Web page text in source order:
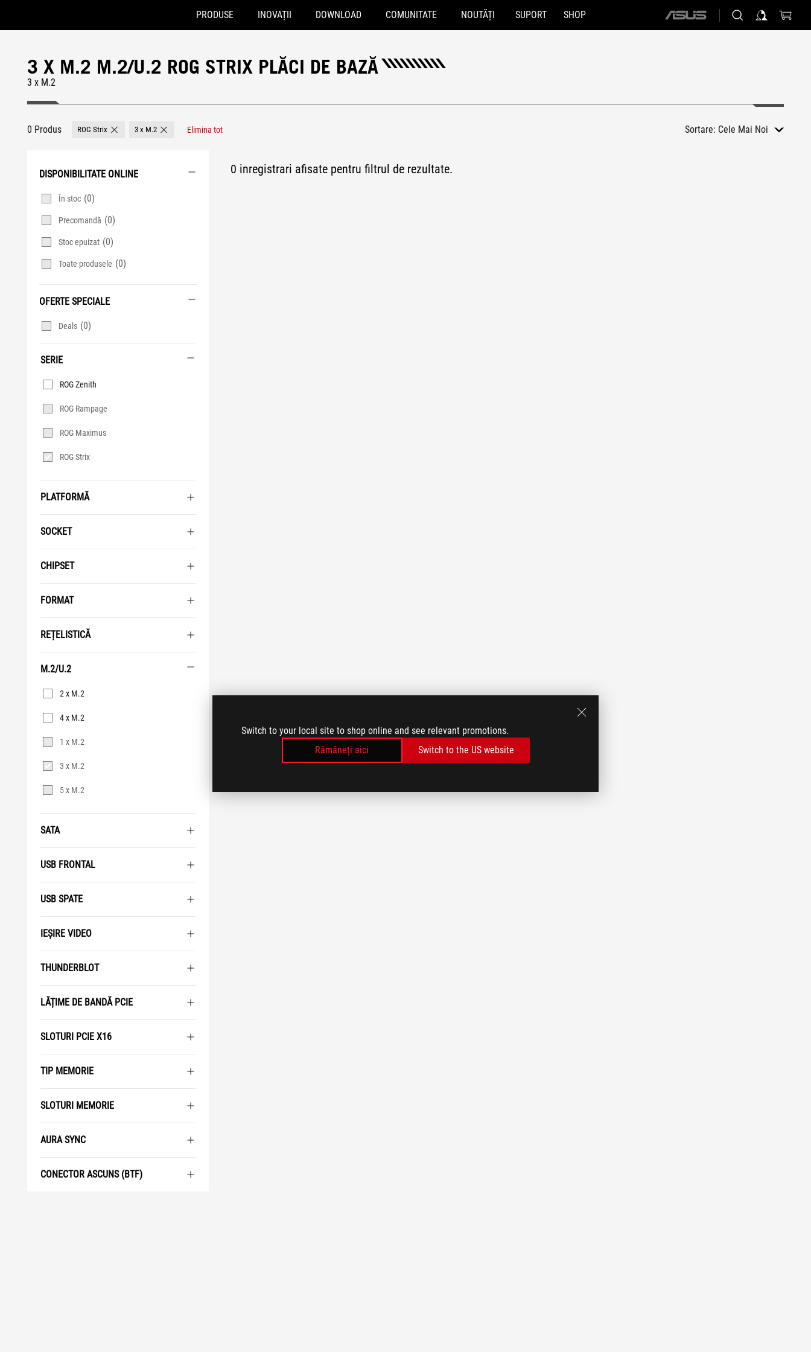
Switch to your local site to shop online and see relevant promotions.
Rămâneți aici
Switch to the US website
Accessibility links
PRODUSE INOVAȚII DOWNLOAD COMUNITATE NOUTĂȚI SUPORT SHOP
ASUS
3 X M.2 M.2/U.2 ROG STRIX PLĂCI DE BAZĂ
3 x M.2
0 Produs ROG Strix Remove ROG Strix
3 x M.2 Remove 3 x M.2
Elimina tot Sortare: Cele Mai Noi
DISPONIBILITATE ONLINE
În stoc (0)
Precomandă (0)
Stoc epuizat (0)
Toate produsele (0)
OFERTE SPECIALE
Deals (0)
SERIE
Serie
ROG Rampage
ROG Zenith
ROG Maximus
ROG Strix
PLATFORMĂ
SOCKET
CHIPSET
FORMAT
REȚELISTICĂ
M.2/U.2
M.2/U.2
1 x M.2
2 x M.2
3 x M.2
4 x M.2
5 x M.2
SATA
USB FRONTAL
USB SPATE
IEȘIRE VIDEO
THUNDERBLOT
LĂȚIME DE BANDĂ PCIE
SLOTURI PCIE X16
TIP MEMORIE
SLOTURI MEMORIE
AURA SYNC
CONECTOR ASCUNS (BTF)
0 inregistrari afisate pentru filtrul de rezultate.